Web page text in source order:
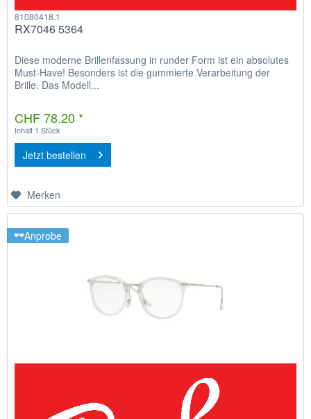
81080418.1
RX7046 5364
Diese moderne Brillenfassung in runder Form ist ein absolutes
Must-Have! Besonders ist die gummierte Verarbeitung der
Brille. Das Modell...
CHF 78.20 *
Inhalt 1 Stück
Jetzt bestellen
Merken
Anprobe